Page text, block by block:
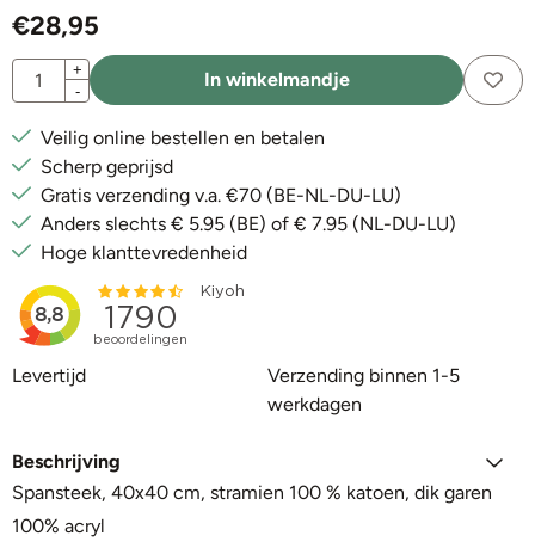
€28,95
Aantal
+
-
In winkelmandje
Veilig online bestellen en betalen
Scherp geprijsd
Gratis verzending v.a. €70 (BE-NL-DU-LU)
Anders slechts € 5.95 (BE) of € 7.95 (NL-DU-LU)
Hoge klanttevredenheid
Levertijd
Verzending binnen 1-5
werkdagen
Beschrijving
Spansteek, 40x40 cm, stramien 100 % katoen, dik garen
100% acryl